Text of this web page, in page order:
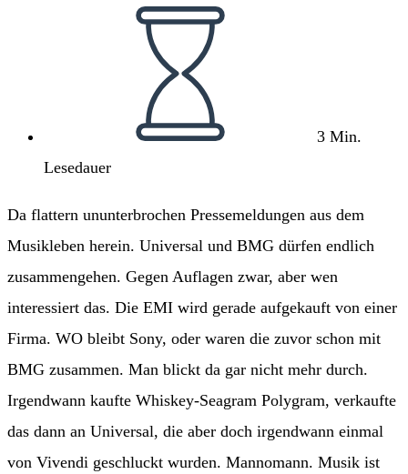
3 Min.
Lesedauer
Da flattern ununterbrochen Pressemeldungen aus dem
Musikleben herein. Universal und BMG dürfen endlich
zusammengehen. Gegen Auflagen zwar, aber wen
interessiert das. Die EMI wird gerade aufgekauft von einer
Firma. WO bleibt Sony, oder waren die zuvor schon mit
BMG zusammen. Man blickt da gar nicht mehr durch.
Irgendwann kaufte Whiskey-Seagram Polygram, verkaufte
das dann an Universal, die aber doch irgendwann einmal
von Vivendi geschluckt wurden. Mannomann. Musik ist